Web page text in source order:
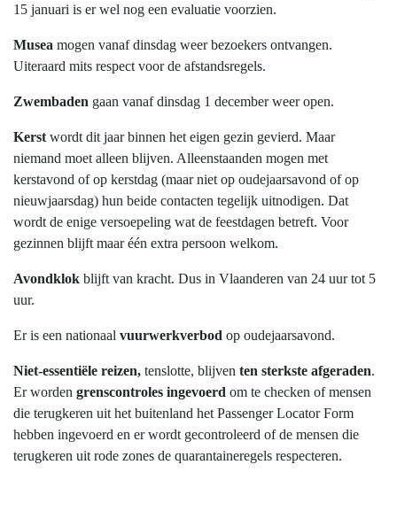
15 januari is er wel nog een evaluatie voorzien.
Musea mogen vanaf dinsdag weer bezoekers ontvangen.
Uiteraard mits respect voor de afstandsregels.
Zwembaden gaan vanaf dinsdag 1 december weer open.
Kerst wordt dit jaar binnen het eigen gezin gevierd. Maar
niemand moet alleen blijven. Alleenstaanden mogen met
kerstavond of op kerstdag (maar niet op oudejaarsavond of op
nieuwjaarsdag) hun beide contacten tegelijk uitnodigen. Dat
wordt de enige versoepeling wat de feestdagen betreft. Voor
gezinnen blijft maar één extra persoon welkom.
Avondklok blijft van kracht. Dus in Vlaanderen van 24 uur tot 5
uur.
Er is een nationaal vuurwerkverbod op oudejaarsavond.
Niet-essentiële reizen, tenslotte, blijven ten sterkste afgeraden.
Er worden grenscontroles ingevoerd om te checken of mensen
die terugkeren uit het buitenland het Passenger Locator Form
hebben ingevoerd en er wordt gecontroleerd of de mensen die
terugkeren uit rode zones de quarantaineregels respecteren.